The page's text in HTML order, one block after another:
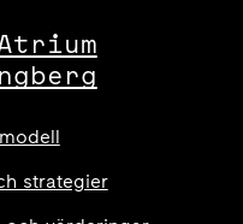
strategier